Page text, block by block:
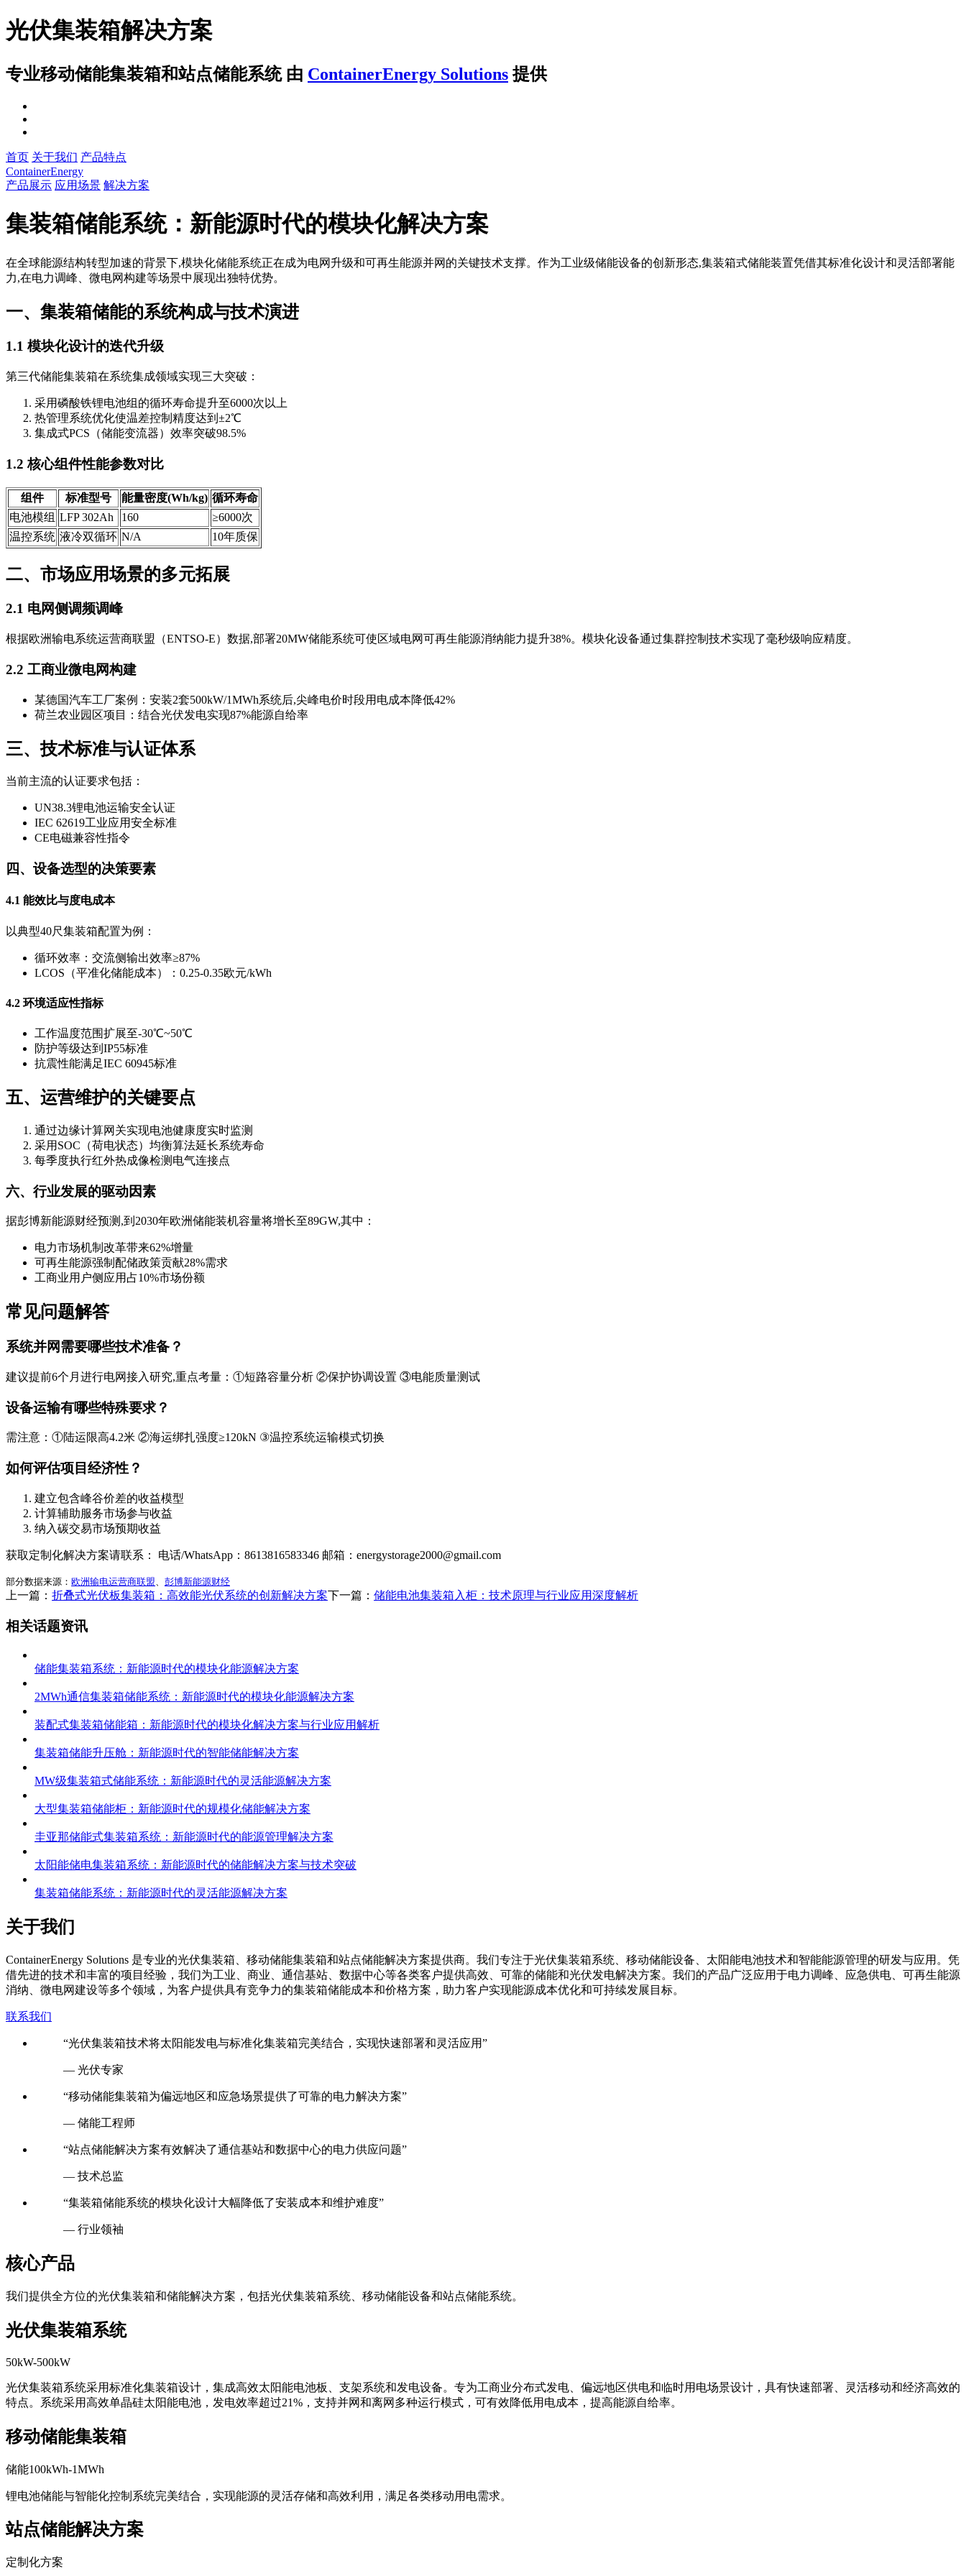
光伏集装箱解决方案
专业移动储能集装箱和站点储能系统 由 ContainerEnergy Solutions 提供
首页 关于我们 产品特点
ContainerEnergy
产品展示 应用场景 解决方案
集装箱储能系统：新能源时代的模块化解决方案
在全球能源结构转型加速的背景下,模块化储能系统正在成为电网升级和可再生能源并网的关键技术支撑。作为工业级储能设备的创新形态,集装箱式储能装置凭借其标准化设计和灵活部署能
力,在电力调峰、微电网构建等场景中展现出独特优势。
一、集装箱储能的系统构成与技术演进
1.1 模块化设计的迭代升级
第三代储能集装箱在系统集成领域实现三大突破：
采用磷酸铁锂电池组的循环寿命提升至6000次以上
热管理系统优化使温差控制精度达到±2℃
集成式PCS（储能变流器）效率突破98.5%
1.2 核心组件性能参数对比
组件 标准型号 能量密度(Wh/kg) 循环寿命
电池模组 LFP 302Ah 160
≥6000次
温控系统 液冷双循环 N/A 10年质保
二、市场应用场景的多元拓展
2.1 电网侧调频调峰
根据欧洲输电系统运营商联盟（ENTSO-E）数据,部署20MW储能系统可使区域电网可再生能源消纳能力提升38%。模块化设备通过集群控制技术实现了毫秒级响应精度。
2.2 工商业微电网构建
某德国汽车工厂案例：安装2套500kW/1MWh系统后,尖峰电价时段用电成本降低42%
荷兰农业园区项目：结合光伏发电实现87%能源自给率
三、技术标准与认证体系
当前主流的认证要求包括：
UN38.3锂电池运输安全认证
IEC 62619工业应用安全标准
CE电磁兼容性指令
四、设备选型的决策要素
4.1 能效比与度电成本
以典型40尺集装箱配置为例：
循环效率：交流侧输出效率≥87%
LCOS（平准化储能成本）：0.25-0.35欧元/kWh
4.2 环境适应性指标
工作温度范围扩展至-30℃~50℃
防护等级达到IP55标准
抗震性能满足IEC 60945标准
五、运营维护的关键要点
通过边缘计算网关实现电池健康度实时监测
采用SOC（荷电状态）均衡算法延长系统寿命
每季度执行红外热成像检测电气连接点
六、行业发展的驱动因素
据彭博新能源财经预测,到2030年欧洲储能装机容量将增长至89GW,其中：
电力市场机制改革带来62%增量
可再生能源强制配储政策贡献28%需求
工商业用户侧应用占10%市场份额
常见问题解答
系统并网需要哪些技术准备？
建议提前6个月进行电网接入研究,重点考量：①短路容量分析 ②保护协调设置 ③电能质量测试
设备运输有哪些特殊要求？
需注意：①陆运限高4.2米 ②海运绑扎强度≥120kN ③温控系统运输模式切换
如何评估项目经济性？
建立包含峰谷价差的收益模型
计算辅助服务市场参与收益
纳入碳交易市场预期收益
获取定制化解决方案请联系： 电话/WhatsApp：8613816583346 邮箱： energystorage2000@gmail.com
部分数据来源： 欧洲输电运营商联盟 彭博新能源财经
上一篇： 折叠式光伏板集装箱：高效能光伏系统的创新解决方案下一篇： 储能电池集装箱入柜：技术原理与行业应用深度解析
相关话题资讯
储能集装箱系统：新能源时代的模块化能源解决方案
2MWh通信集装箱储能系统：新能源时代的模块化能源解决方案
装配式集装箱储能箱：新能源时代的模块化解决方案与行业应用解析
集装箱储能升压舱：新能源时代的智能储能解决方案
MW级集装箱式储能系统：新能源时代的灵活能源解决方案
大型集装箱储能柜：新能源时代的规模化储能解决方案
圭亚那储能式集装箱系统：新能源时代的能源管理解决方案
太阳能储电集装箱系统：新能源时代的储能解决方案与技术突破
集装箱储能系统：新能源时代的灵活能源解决方案
关于我们
ContainerEnergy Solutions 是专业的光伏集装箱、移动储能集装箱和站点储能解决方案提供商。我们专注于光伏集装箱系统、移动储能设备、太阳能电池技术和智能能源管理的研发与应用。凭
借先进的技术和丰富的项目经验，我们为工业、商业、通信基站、数据中心等各类客户提供高效、可靠的储能和光伏发电解决方案。我们的产品广泛应用于电力调峰、应急供电、可再生能源
消纳、微电网建设等多个领域，为客户提供具有竞争力的集装箱储能成本和价格方案，助力客户实现能源成本优化和可持续发展目标。
联系我们
“光伏集装箱技术将太阳能发电与标准化集装箱完美结合，实现快速部署和灵活应用”
— 光伏专家
“移动储能集装箱为偏远地区和应急场景提供了可靠的电力解决方案”
— 储能工程师
“站点储能解决方案有效解决了通信基站和数据中心的电力供应问题”
— 技术总监
“集装箱储能系统的模块化设计大幅降低了安装成本和维护难度”
— 行业领袖
核心产品
我们提供全方位的光伏集装箱和储能解决方案，包括光伏集装箱系统、移动储能设备和站点储能系统。
光伏集装箱系统
50kW-500kW
光伏集装箱系统采用标准化集装箱设计，集成高效太阳能电池板、支架系统和发电设备。专为工商业分布式发电、偏远地区供电和临时用电场景设计，具有快速部署、灵活移动和经济高效的
特点。系统采用高效单晶硅太阳能电池，发电效率超过21%，支持并网和离网多种运行模式，可有效降低用电成本，提高能源自给率。
移动储能集装箱
储能100kWh-1MWh
锂电池储能与智能化控制系统完美结合，实现能源的灵活存储和高效利用，满足各类移动用电需求。
站点储能解决方案
定制化方案